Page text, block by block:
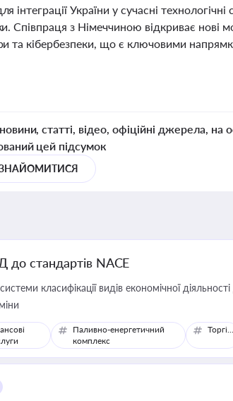
України у сучасні
Співпраця з Німеччиною відкриває нові
та кібербезпеки, що є ключовими
статті, відео, офіційні джерела, на
цей підсумок
до стандартів NACE
класифікації видів економічної
Паливно-енергетичний
комплекс
Торгівля